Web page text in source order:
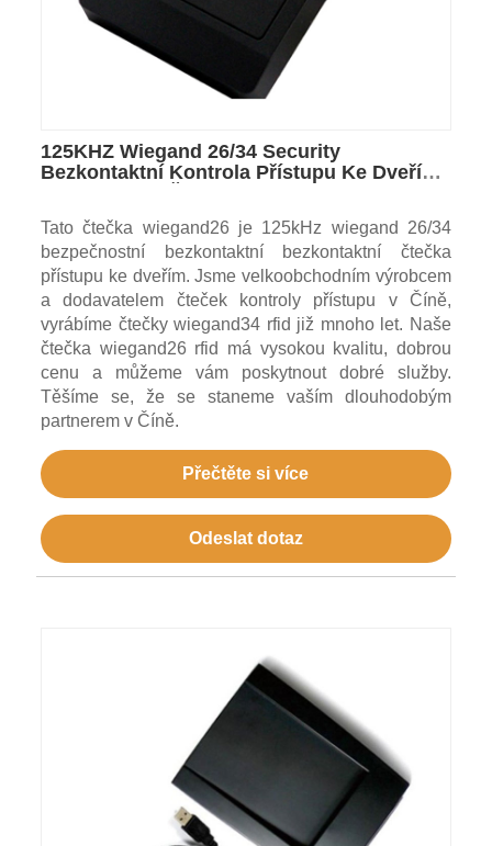
125KHZ Wiegand 26/34 Security
Bezkontaktní Kontrola Přístupu Ke Dveřím
Tato čtečka wiegand26 je 125kHz wiegand 26/34
bezpečnostní bezkontaktní bezkontaktní čtečka
přístupu ke dveřím. Jsme velkoobchodním výrobcem
a dodavatelem čteček kontroly přístupu v Číně,
vyrábíme čtečky wiegand34 rfid již mnoho let. Naše
čtečka wiegand26 rfid má vysokou kvalitu, dobrou
cenu a můžeme vám poskytnout dobré služby.
Těšíme se, že se staneme vaším dlouhodobým
partnerem v Číně.
Přečtěte si více
Odeslat dotaz